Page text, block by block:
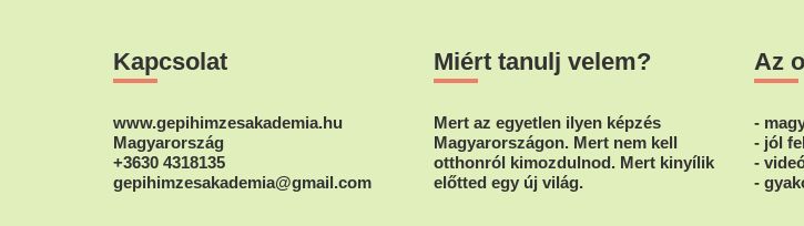
Kapcsolat
www.gepihimzesakademia.hu
Magyarország
+3630 4318135
gepihimzesakademia@gmail.com
Miért tanulj velem?
Mert az egyetlen ilyen képzés
Magyarországon. Mert nem kell
otthonról kimozdulnod. Mert kinyílik
előtted egy új világ.
Az
-
- jól
-
-